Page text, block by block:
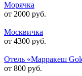
Морячка
от 2000 руб.
Москвичка
от 4300 руб.
Отель «Марракеш
от 800 руб.